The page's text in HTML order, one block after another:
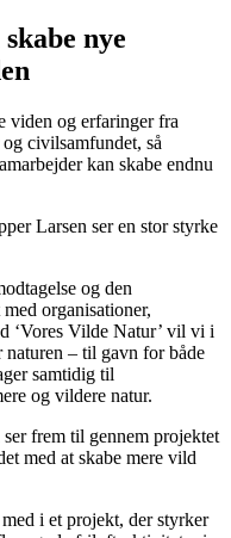
nye
viden og erfaringer fra
civilsamfundet, så
kan skabe endnu
Larsen ser en stor styrke
og den
organisationer,
‘Vores Vilde Natur’ vil vi i
– til gavn for både
samtidig til
og vildere natur.
frem til gennem projektet
med at skabe mere vild
i et projekt, der styrker